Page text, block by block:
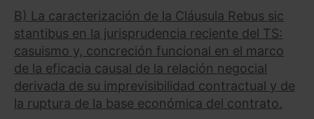
B) La caracterización de la Cláusula Rebus sic
stantibus en la jurisprudencia reciente del TS:
casuismo y, concreción funcional en el marco
de la eficacia causal de la relación negocial
derivada de su imprevisibilidad contractual y de
la ruptura de la base económica del contrato.